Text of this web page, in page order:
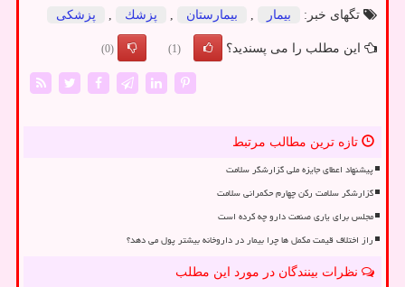
تگهای خبر:
بیمار , بیمارستان , پزشك , پزشكی
این مطلب را می پسندید؟ (1)
(0)
تازه ترین مطالب مرتبط
پیشنهاد اعطای جایزه ملی گزارشگر سلامت
گزارشگر سلامت رکن چهارم حکمرانی سلامت
مجلس برای یاری صنعت دارو چه کرده است
راز اختلاف قیمت مکمل ها چرا بیمار در داروخانه بیشتر پول می دهد؟
نظرات بینندگان در مورد این مطلب